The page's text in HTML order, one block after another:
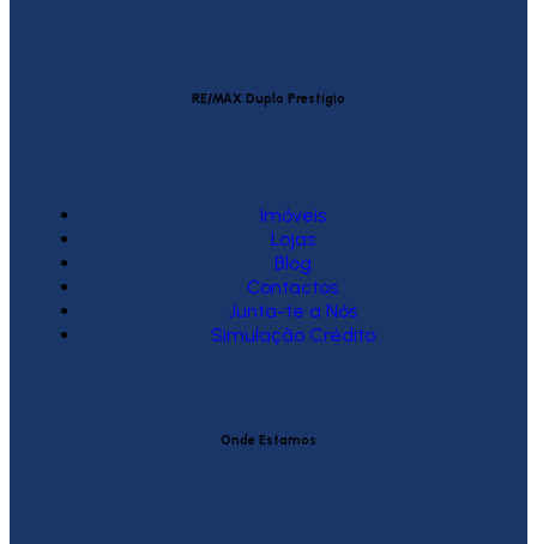
RE/MAX Duplo Prestígio
Imóveis
Lojas
Blog
Contactos
Junta-te a Nós
Simulação Crédito
Onde Estamos